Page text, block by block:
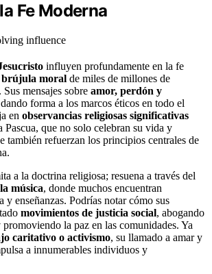
Fe Moderna
influyen profundamente en la fe
brújula moral de miles de millones de
mensajes sobre amor, perdón y
forma a los marcos éticos en todo el
en observancias religiosas significativas
que no solo celebran su vida y
también refuerzan los principios centrales de
a la doctrina religiosa; resuena a través del
música, donde muchos encuentran
y enseñanzas. Podrías notar cómo sus
movimientos de justicia social, abogando
la paz en las comunidades. Ya
caritativo o activismo, su llamado a amar y
a innumerables individuos y